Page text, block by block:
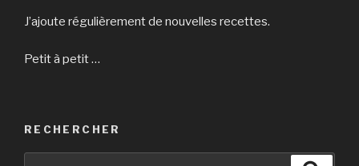
J’ajoute régulièrement de nouvelles recettes.
Petit à petit …
RECHERCHER